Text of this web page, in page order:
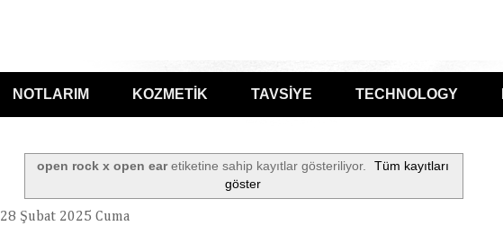
NOTLARIM KOZMETİK TAVSİYE TECHNOLOGY
open rock x open earetiketine sahip kayıtlar gösteriliyor.
Tüm kayıtları
göster
28 Şubat 2025 Cuma